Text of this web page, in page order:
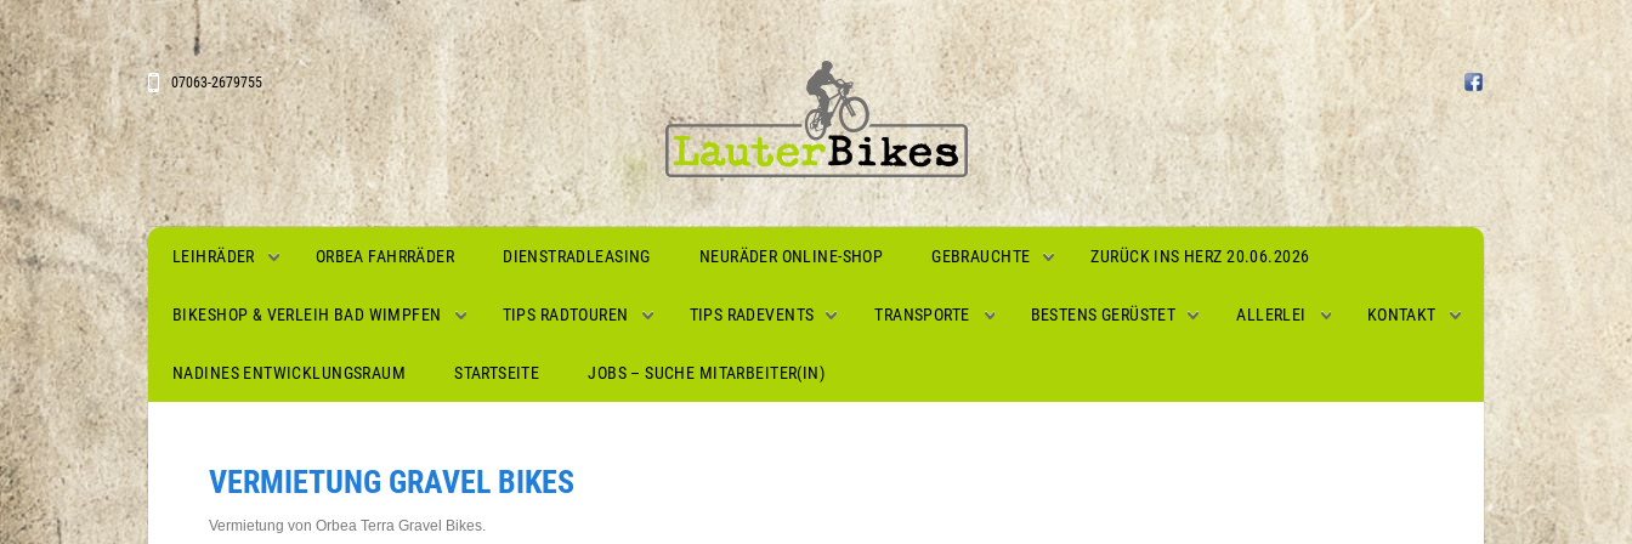
07063-2679755
Main menu
LEIHRÄDER ORBEA FAHRRÄDER DIENSTRADLEASING NEURÄDER ONLINE-SHOP GEBRAUCHTE ZURÜCK INS HERZ 20.06.2026
BIKESHOP & VERLEIH BAD WIMPFEN TIPS RADTOUREN TIPS RADEVENTS TRANSPORTE BESTENS GERÜSTET ALLERLEI KONTAKT
NADINES ENTWICKLUNGSRAUM STARTSEITE JOBS – SUCHE MITARBEITER(IN)
VERMIETUNG GRAVEL BIKES
Vermietung von Orbea Terra Gravel Bikes.